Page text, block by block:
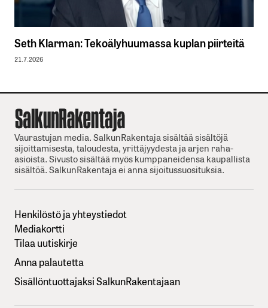
Seth Klarman: Tekoälyhuumassa kuplan piirteitä
21.7.2026
Vaurastujan media. SalkunRakentaja sisältää sisältöjä
sijoittamisesta, taloudesta, yrittäjyydesta ja arjen raha-
asioista. Sivusto sisältää myös kumppaneidensa kaupallista
sisältöä. SalkunRakentaja ei anna sijoitussuosituksia.
Henkilöstö ja yhteystiedot
Mediakortti
Tilaa uutiskirje
Anna palautetta
Sisällöntuottajaksi SalkunRakentajaan